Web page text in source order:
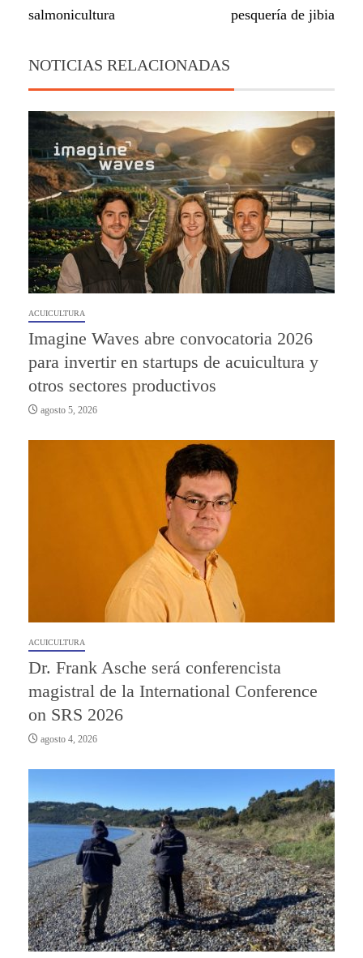
salmonicultura
pesquería de jibia
NOTICIAS RELACIONADAS
ACUICULTURA
Imagine Waves abre convocatoria 2026
para invertir en startups de acuicultura y
otros sectores productivos
agosto 5, 2026
ACUICULTURA
Dr. Frank Asche será conferencista
magistral de la International Conference
on SRS 2026
agosto 4, 2026